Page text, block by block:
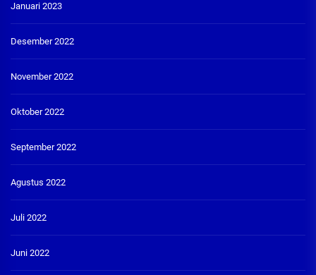
Januari 2023
Desember 2022
November 2022
Oktober 2022
September 2022
Agustus 2022
Juli 2022
Juni 2022